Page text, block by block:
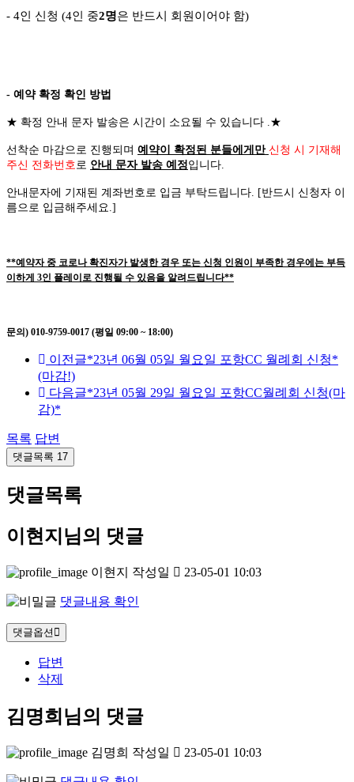
- 4인 신청 (4인 중2명은 반드시 회원이어야 함)
- 예약 확정 확인 방법
★ 확정 안내 문자 발송은 시간이 소요될 수 있습니다 .★
선착순 마감으로 진행되며 예약이 확정된 분들에게만 신청 시 기재해
주신 전화번호로 안내 문자 발송 예정입니다.
안내문자에 기재된 계좌번호로 입금 부탁드립니다. [반드시 신청자 이
름으로 입금해주세요.]
**예약자 중 코로나 확진자가 발생한 경우 또는 신청 인원이 부족한 경우에는 부득
이하게 3인 플레이로 진행될 수 있음을 알려드립니다**
문의) 010-9759-0017 (평일 09:00 ~ 18:00)
이전글*23년 06월 05일 월요일 포항CC 월례회 신청*
(마감!)
다음글*23년 05월 29일 월요일 포항CC월례회 신청(마
감)*
목록 답변
댓글목록 17
댓글목록
이현지님의 댓글
이현지 작성일 23-05-01 10:03
댓글내용 확인
댓글옵션
답변
삭제
김명희님의 댓글
김명희 작성일 23-05-01 10:03